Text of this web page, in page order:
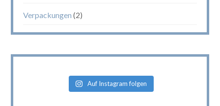
Verpackungen (2)
Auf Instagram folgen